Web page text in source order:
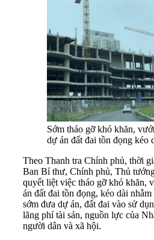
Sớm tháo gỡ khó khăn,
dự án đất đai tồn đọng kéo
Theo Thanh tra Chính phủ, thời
Ban Bí thư, Chính phủ, Thủ
quyết liệt việc tháo gỡ khó khăn,
án đất đai tồn đọng, kéo dài
sớm đưa dự án, đất đai vào sử
lãng phí tài sản, nguồn lực của
người dân và xã hội.